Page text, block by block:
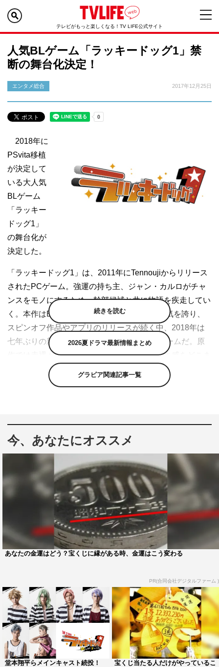
テレビがもっと楽しくなる！TV LIFE公式サイト
人気BLゲーム「ラッキードッグ1」禁
断の舞台化決定！
エンタメ総合 2017年12月25日
2018年に
PSvita移植
が決定して
いる大人気
BLゲーム
「ラッキー
ドッグ1」
の舞台化が
決定した。
「ラッキードッグ1」は、2011年にTennoujiからリリース
されたPCゲーム。強運の持ち主、ジャン・カルロがチャ
ンスをモノにするため、幹部候補と共に物語を疾走してい
く。本作はBLゲームの金字塔として根強い人気を誇り、
スピンオフ作品やアプリのリリースが続く中、2018年は
七年ぶりの新作も発表。注目度急上昇のBLゲームだ。原
作では赤裸々な性描写もあるだけに、ドキドキ感をどこま
で2.5次元化で表現するのか注目だ。
公式HP：http://luckydog.eigeki.jp/
公式Twitter：https://twitter.com/luckydog_stage
＜原作あらすじ＞
物語は、その名を轟かせていたマフィアグループの幹部
4人が芋づる式に逮捕されるという、前代未聞のスキャン
ダルから幕が開ける。主人公はというと、刑務所の中。訳
あって刑務所暮らしをしているが、一構成員でしかない主
人公は幹部が捕まっても特に興味もなくのんびりと過ごし
成員である主人公が、マフィアのボスになれるという、人
生最大のチャンス。そのチャンスを活かすか、逃がすか。
それは『LUCKY DOG』と呼ばれる主人公の運次第。
続きを読む
2026夏ドラマ最新情報まとめ
グラビア関連記事一覧
今、あなたにオススメ
あなたの金運はどう？宝くじに縁がある時、金運はこう変わる
PR(合同会社デジタルファーム )
堂本翔平らメインキャスト続投！
宝くじ当たる人だけがやっているこ